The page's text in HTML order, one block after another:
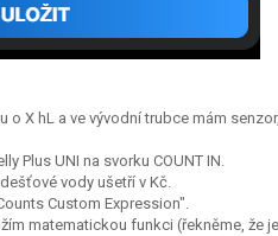
o X hL a ve vývodní trubce mám
Plus UNI na svorku COUNT IN.
vody ušetří v Kč.
Custom Expression".
matematickou funkci (řekněme, že